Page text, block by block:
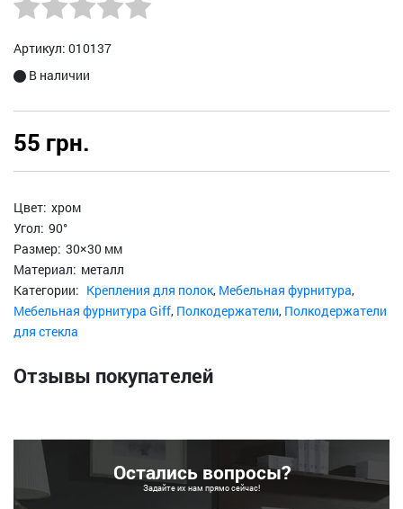
Артикул: 010137
В наличии
55 грн.
Цвет: хром
Угол: 90°
Размер: 30×30 мм
Материал: металл
Категории: Крепления для полок, Мебельная фурнитура,
Мебельная фурнитура Giff, Полкодержатели, Полкодержатели
для стекла
Отзывы покупателей
Остались вопросы?
Задайте их нам прямо сейчас!